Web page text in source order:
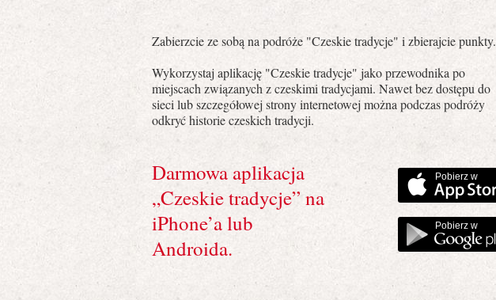
Zabierzcie ze sobą na podróże "Czeskie tradycje" i zbierajcie punkty.
Wykorzystaj aplikację "Czeskie tradycje" jako przewodnika po
miejscach związanych z czeskimi tradycjami. Nawet bez dostępu do
sieci lub szczegółowej strony internetowej można podczas podróży
odkryć historie czeskich tradycji.
Darmowa aplikacja
„Czeskie tradycje” na
iPhone’a lub
Androida.
Pobierz w
Pobierz w